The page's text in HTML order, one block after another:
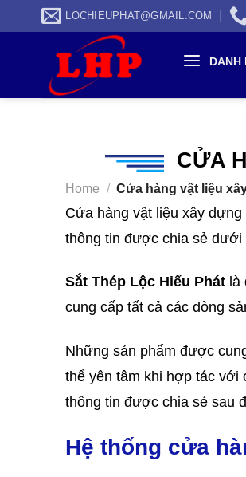
to
LOCHIEUPHAT@GMAIL.COM
DANH
CỬA
Home / Cửa hàng vật liệu
Cửa hàng vật liệu xây
thông tin được chia sẻ dưới
Sắt Thép Lộc Hiếu Phát là
cung cấp tất cả các dòng
Những sản phẩm được
thể yên tâm khi hợp tác với
thông tin được chia sẻ sau
Hệ thống cửa